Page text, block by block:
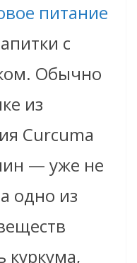
питание
с
Обычно
из
Curcuma
— уже не
одно из
куркума,